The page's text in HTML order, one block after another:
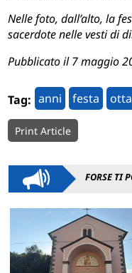
Nelle foto, dall’alto, la
sacerdote nelle vesti di
Pubblicato il 7 maggio
Tag: anni festa
Print Article
FORSE TI